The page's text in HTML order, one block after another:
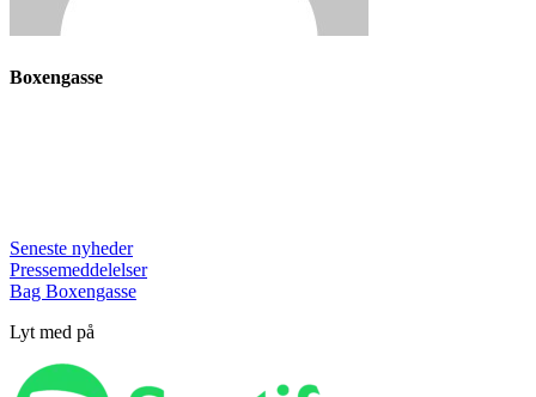
Boxengasse
Seneste nyheder
Pressemeddelelser
Bag Boxengasse
Lyt med på